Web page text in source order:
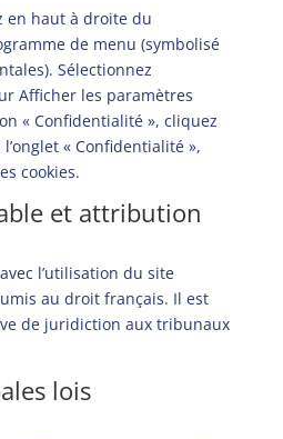
en haut à droite du
de menu (symbolisé
Sélectionnez
Afficher les paramètres
« Confidentialité », cliquez
« Confidentialité »,
cookies.
et attribution
l’utilisation du site
au droit français. Il est
de juridiction aux tribunaux
lois